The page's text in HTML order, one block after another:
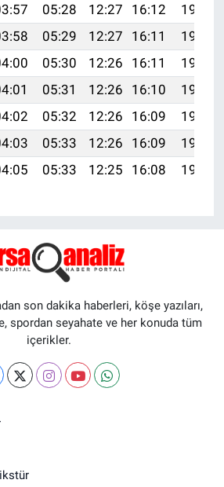
05:28 12:27 16:12
19:16
05:29 12:27 16:11
19:14
05:30 12:26 16:11
19:13
05:31 12:26 16:10
19:11
05:32 12:26 16:09
19:10
05:33 12:26 16:09
19:09
05:33 12:25 16:08 19:07
son dakika haberleri, köşe yazıları,
spordan seyahate ve her konuda tüm
içerikler.